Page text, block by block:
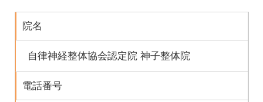
院名
自律神経整体協会認定院 神子整体院
電話番号